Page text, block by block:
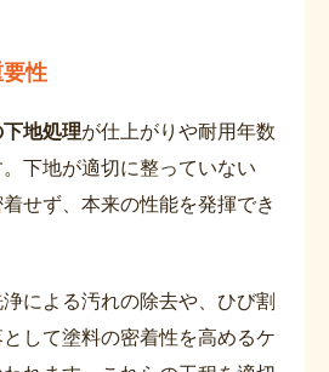
要性
地処理が仕上がりや耐用年数
下地が適切に整っていない
せず、本来の性能を発揮でき
による汚れの除去や、ひび割
して塗料の密着性を高めるケ